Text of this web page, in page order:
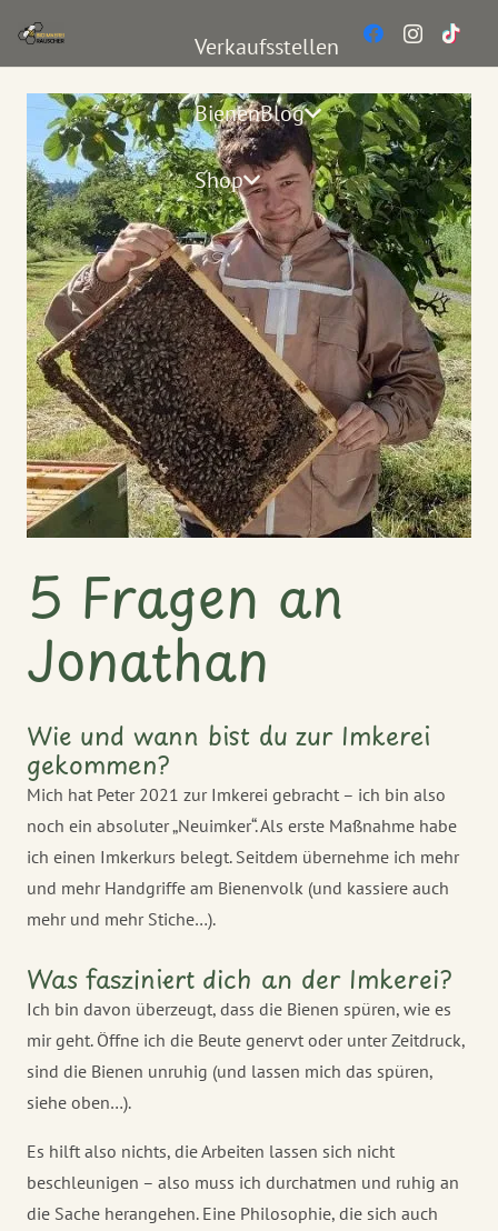
Verkaufsstellen
BienenBlog
Shop
5 Fragen an
Jonathan
Wie und wann bist du zur Imkerei
gekommen?
Mich hat Peter 2021 zur Imkerei gebracht – ich bin also
noch ein absoluter „Neuimker“. Als erste Maßnahme habe
ich einen Imkerkurs belegt. Seitdem übernehme ich mehr
und mehr Handgriffe am Bienenvolk (und kassiere auch
mehr und mehr Stiche…).
Was fasziniert dich an der Imkerei?
Ich bin davon überzeugt, dass die Bienen spüren, wie es
mir geht. Öffne ich die Beute genervt oder unter Zeitdruck,
sind die Bienen unruhig (und lassen mich das spüren,
siehe oben…).
Es hilft also nichts, die Arbeiten lassen sich nicht
beschleunigen – also muss ich durchatmen und ruhig an
die Sache herangehen. Eine Philosophie, die sich auch